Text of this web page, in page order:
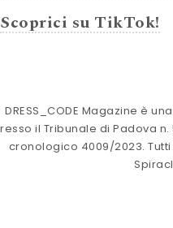
Scoprici su TikTok!
DRESS_CODE Magazine è
il Tribunale di Padova n.
cronologico 4009/2023.